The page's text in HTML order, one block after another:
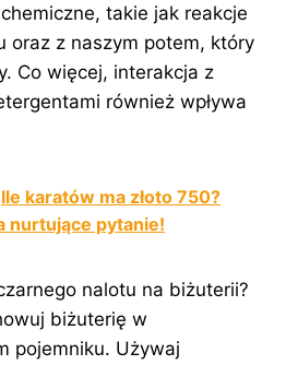
takie jak reakcje
oraz z naszym potem, który
Co więcej, interakcja z
również wpływa
Ile karatów ma złoto 750?
nurtujące pytanie!
nalotu na biżuterii?
biżuterię w
pojemniku. Używaj